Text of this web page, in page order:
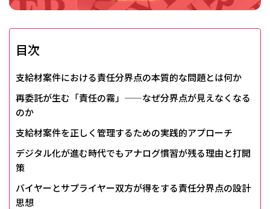
目次
支給材案件における責任分界点の本質的な問題とは何か
再委託が生む「責任の霧」——なぜ分界点が見えなくなる
のか
支給材案件を正しく管理するための実践的アプローチ
デジタル化が進む時代でもアナログ慣習が残る理由と打開
策
バイヤーとサプライヤー双方が得をする責任分界点の設計
思想